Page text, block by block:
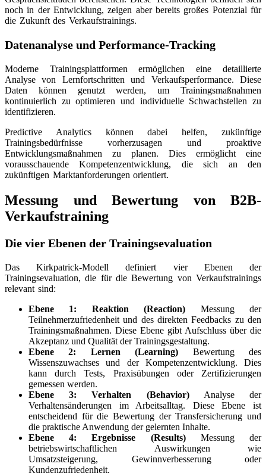
noch in der Entwicklung, zeigen aber bereits großes Potenzial für
die Zukunft des Verkaufstrainings.
Datenanalyse und Performance-Tracking
Moderne Trainingsplattformen ermöglichen eine detaillierte
Analyse von Lernfortschritten und Verkaufsperformance. Diese
Daten können genutzt werden, um Trainingsmaßnahmen
kontinuierlich zu optimieren und individuelle Schwachstellen zu
identifizieren.
Predictive Analytics können dabei helfen, zukünftige
Trainingsbedürfnisse vorherzusagen und proaktive
Entwicklungsmaßnahmen zu planen. Dies ermöglicht eine
vorausschauende Kompetenzentwicklung, die sich an den
zukünftigen Marktanforderungen orientiert.
Messung und Bewertung von B2B-
Verkaufstraining
Die vier Ebenen der Trainingsevaluation
Das Kirkpatrick-Modell definiert vier Ebenen der
Trainingsevaluation, die für die Bewertung von Verkaufstrainings
relevant sind:
Ebene 1: Reaktion (Reaction) Messung der
Teilnehmerzufriedenheit und des direkten Feedbacks zu den
Trainingsmaßnahmen. Diese Ebene gibt Aufschluss über die
Akzeptanz und Qualität der Trainingsgestaltung.
Ebene 2: Lernen (Learning) Bewertung des
Wissenszuwachses und der Kompetenzentwicklung. Dies
kann durch Tests, Praxisübungen oder Zertifizierungen
gemessen werden.
Ebene 3: Verhalten (Behavior)Analyse der
Verhaltensänderungen im Arbeitsalltag. Diese Ebene ist
entscheidend für die Bewertung der Transfersicherung und
die praktische Anwendung der gelernten Inhalte.
Ebene 4: Ergebnisse (Results)Messung der
betriebswirtschaftlichen Auswirkungen wie
Umsatzsteigerung, Gewinnverbesserung oder
Kundenzufriedenheit.